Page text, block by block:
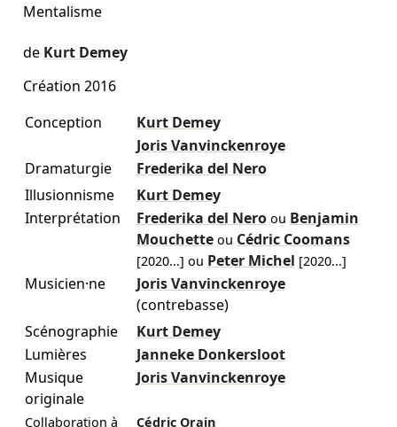
Mentalisme
de Kurt Demey
Création 2016
Conception
Kurt Demey
Joris Vanvinckenroye
Dramaturgie
Frederika del Nero
Illusionnisme
Kurt Demey
Interprétation
Frederika del Nero ou Benjamin
Mouchette ou Cédric Coomans
[2020...] ou Peter Michel [2020...]
Musicien·ne
Joris Vanvinckenroye
(contrebasse)
Scénographie
Kurt Demey
Lumières
Janneke Donkersloot
Musique
originale
Joris Vanvinckenroye
Collaboration à
Cédric Orain